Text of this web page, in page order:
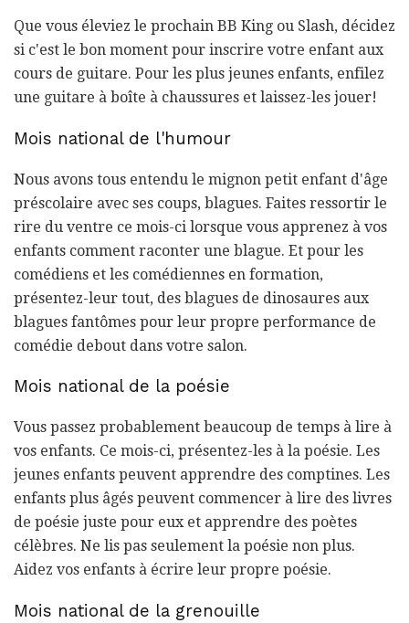
Que vous éleviez le prochain BB King ou Slash, décidez
si c'est le bon moment pour inscrire votre enfant aux
cours de guitare. Pour les plus jeunes enfants, enfilez
une guitare à boîte à chaussures et laissez-les jouer!
Mois national de l'humour
Nous avons tous entendu le mignon petit enfant d'âge
préscolaire avec ses coups, blagues. Faites ressortir le
rire du ventre ce mois-ci lorsque vous apprenez à vos
enfants comment raconter une blague. Et pour les
comédiens et les comédiennes en formation,
présentez-leur tout, des blagues de dinosaures aux
blagues fantômes pour leur propre performance de
comédie debout dans votre salon.
Mois national de la poésie
Vous passez probablement beaucoup de temps à lire à
vos enfants. Ce mois-ci, présentez-les à la poésie. Les
jeunes enfants peuvent apprendre des comptines. Les
enfants plus âgés peuvent commencer à lire des livres
de poésie juste pour eux et apprendre des poètes
célèbres. Ne lis pas seulement la poésie non plus.
Aidez vos enfants à écrire leur propre poésie.
Mois national de la grenouille